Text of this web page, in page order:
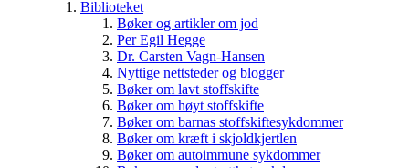
Biblioteket
Bøker og artikler om jod
Per Egil Hegge
Dr. Carsten Vagn-Hansen
Nyttige nettsteder og blogger
Bøker om lavt stoffskifte
Bøker om høyt stoffskifte
Bøker om barnas stoffskiftesykdommer
Bøker om kræft i skjoldkjertlen
Bøker om autoimmune sykdommer